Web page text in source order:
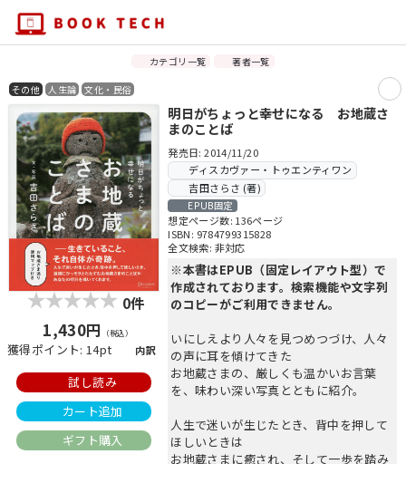
カテゴリ一覧 著者一覧
その他 人生論 文化・民俗
0件
1,430円 （税込）
獲得ポイント: 14pt 内訳
試し読み
カート追加
ギフト購入
明日がちょっと幸せになる お地蔵さ
まのことば
発売日: 2014/11/20
ディスカヴァー・トゥエンティワン
吉田さらさ (著)
EPUB固定
想定ページ数: 136ページ
ISBN: 9784799315828
全文検索: 非対応
※本書はEPUB（固定レイアウト型）で
作成されております。検索機能や文字列
のコピーがご利用できません。
いにしえより人々を見つめつづけ、人々
の声に耳を傾けてきた
お地蔵さまの、厳しくも温かいお言葉
を、味わい深い写真とともに紹介。
人生で迷いが生じたとき、背中を押して
ほしいときは
お地蔵さまに癒され、そして一歩を踏み